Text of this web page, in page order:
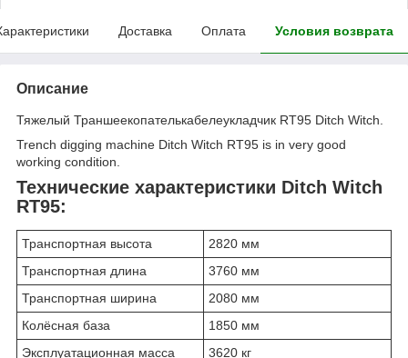
Доставка Оплата Условия возврата
Описание
Тяжелый Траншеекопателькабелеукладчик RT95 Ditch Witch.
Trench digging machine Ditch Witch RT95 is in very good
working condition.
Технические характеристики Ditch Witch
RT95:
Транспортная высота
2820 мм
Транспортная длина
3760 мм
Транспортная ширина
2080 мм
Колёсная база
1850 мм
Эксплуатационная масса
3620 кг